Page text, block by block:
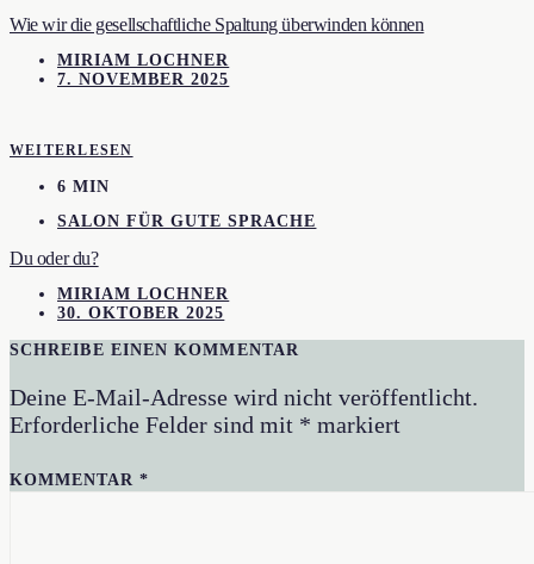
Wie wir die gesellschaftliche Spaltung überwinden können
MIRIAM LOCHNER
7. NOVEMBER 2025
WEITERLESEN
6 MIN
SALON FÜR GUTE SPRACHE
Du oder du?
MIRIAM LOCHNER
30. OKTOBER 2025
SCHREIBE EINEN KOMMENTAR
Deine E-Mail-Adresse wird nicht veröffentlicht.
Erforderliche Felder sind mit * markiert
KOMMENTAR*